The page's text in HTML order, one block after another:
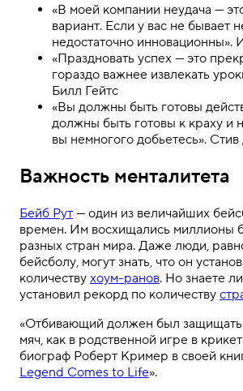
«В моей компании неудача —
вариант. Если у вас не бывает
недостаточно инновационны».
«Праздновать успех — это
гораздо важнее извлекать
Билл Гейтс
«Вы должны быть готовы
должны быть готовы к краху и
вы немногого добьетесь».
Важность менталитета
Бейб Рут — один из величайших
времен. Им восхищались миллионы
разных стран мира. Даже люди,
бейсболу, могут знать, что он
количеству хоум-ранов. Но знаете
установил рекорд по количеству
«Отбивающий должен был защищать
мяч, как в родственной игре в
биограф Роберт Кример в своей
Legend Comes to Life».